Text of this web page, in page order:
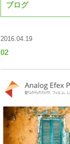
ブログ
2016.04.19
02